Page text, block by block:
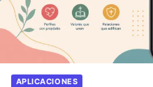
APLICACIONES